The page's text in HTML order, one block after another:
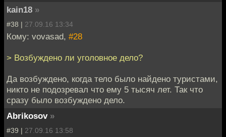
kain18 »
#38 | 27.09.16 13:34
Кому: vovasad, #28
> Возбуждено ли уголовное дело?
Да возбуждено, когда тело было найдено туристами,
никто не подозревал что ему 5 тысяч лет. Так что
сразу было возбуждено дело.
Abrikosov »
#39 | 27.09.16 13:58